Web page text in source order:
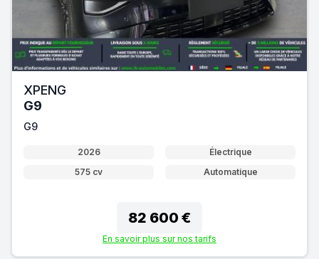
XPENG
G9
G9
2026
Électrique
575 cv
Automatique
82 600 €
En savoir plus sur nos tarifs